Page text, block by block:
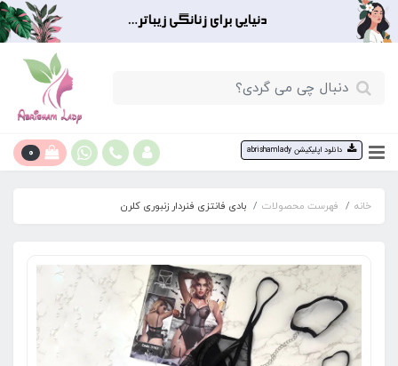
دانلود اپلیکیشن abrishamlady 0
خانه فهرست محصولات بادی فانتزی فنردار زنبوری کلرن